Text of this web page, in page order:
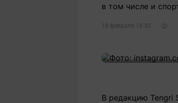
в том числе и
18 февраля 18:30
В редакцию Tengri